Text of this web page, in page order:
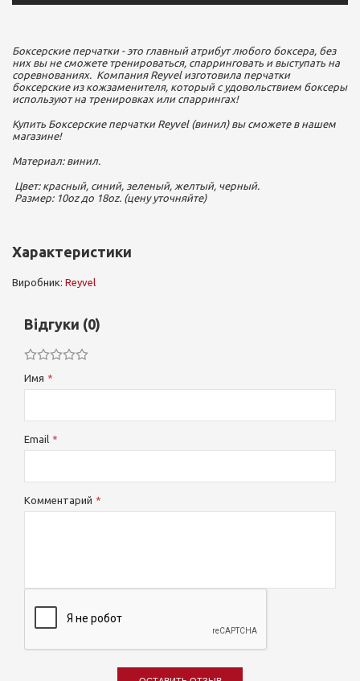
Боксерские перчатки - это главный атрибут любого боксера, без
них вы не сможете тренироваться, спарринговать и выступать на
соревнованиях. Компания Reyvel изготовила перчатки
боксерские из кожзаменителя, который с удовольствием боксеры
используют на тренировках или спаррингах!
Купить Боксерские перчатки Reyvel (винил) вы сможете в нашем
магазине!
Материал: винил.
Цвет: красный, синий, зеленый, желтый, черный.
Размер: 10oz до 18oz. (цену уточняйте)
Характеристики
Виробник: Reyvel
Відгуки (0)
Имя
Email
Комментарий